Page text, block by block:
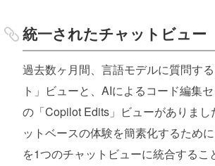
統一されたチャットビュー
過去数ヶ月間、言語モデルに質問す
ト」ビューと、AIによるコード編集
の「Copilot Edits」ビューがありまし
ットベースの体験を簡素化するため
を1つのチャットビューに統合するこ